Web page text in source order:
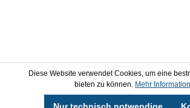
Diese Website verwendet Cookies, um eine
bieten zu können. Mehr